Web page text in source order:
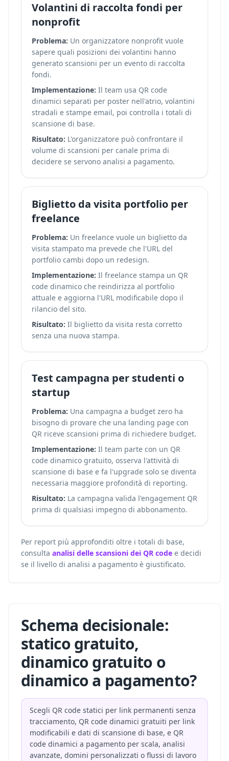
Volantini di raccolta fondi per
nonprofit
Problema: Un organizzatore nonprofit vuole
sapere quali posizioni dei volantini hanno
generato scansioni per un evento di raccolta
fondi.
Implementazione: Il team usa QR code
dinamici separati per poster nell'atrio, volantini
stradali e stampe email, poi controlla i totali di
scansione di base.
Risultato: L'organizzatore può confrontare il
volume di scansioni per canale prima di
decidere se servono analisi a pagamento.
Biglietto da visita portfolio per
freelance
Problema: Un freelance vuole un biglietto da
visita stampato ma prevede che l'URL del
portfolio cambi dopo un redesign.
Implementazione: Il freelance stampa un QR
code dinamico che reindirizza al portfolio
attuale e aggiorna l'URL modificabile dopo il
rilancio del sito.
Risultato: Il biglietto da visita resta corretto
senza una nuova stampa.
Test campagna per studenti o
startup
Problema: Una campagna a budget zero ha
bisogno di provare che una landing page con
QR riceve scansioni prima di richiedere budget.
Implementazione: Il team parte con un QR
code dinamico gratuito, osserva l'attività di
scansione di base e fa l'upgrade solo se diventa
necessaria maggiore profondità di reporting.
Risultato: La campagna valida l'engagement QR
prima di qualsiasi impegno di abbonamento.
Per report più approfonditi oltre i totali di base,
consulta analisi delle scansioni dei QR code e decidi
se il livello di analisi a pagamento è giustificato.
Schema decisionale:
statico gratuito,
dinamico gratuito o
dinamico a pagamento?
Scegli QR code statici per link permanenti senza
tracciamento, QR code dinamici gratuiti per link
modificabili e dati di scansione di base, e QR
code dinamici a pagamento per scala, analisi
avanzate, domini personalizzati o flussi di lavoro